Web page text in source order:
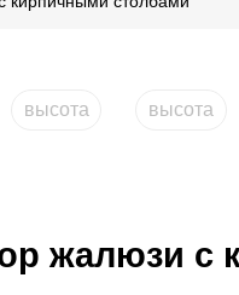
высота высота
жалюзи с